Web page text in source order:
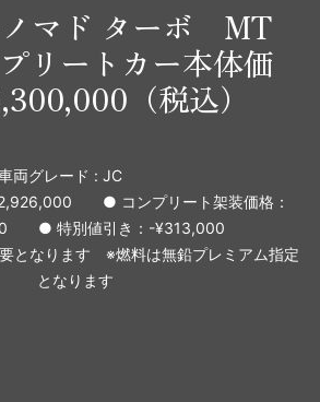
ノマド ターボ MT
リートカー本体価
（税込）
両グレード : JC
● コンプリート架装価格：
● 特別値引き：-¥313,000
となります ※燃料は無鉛プレミアム指定
となります